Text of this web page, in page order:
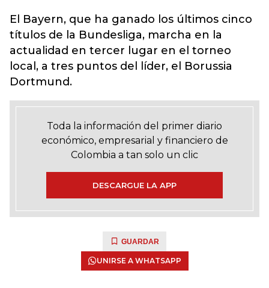
El Bayern, que ha ganado los últimos cinco
títulos de la Bundesliga, marcha en la
actualidad en tercer lugar en el torneo
local, a tres puntos del líder, el Borussia
Dortmund.
Toda la información del primer diario
económico, empresarial y financiero de
Colombia a tan solo un clic
DESCARGUE LA APP
GUARDAR
UNIRSE A WHATSAPP